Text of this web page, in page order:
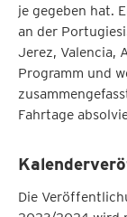
je gegeben hat.
an der
Jerez, Valencia,
Programm und
Fahrtage
Die